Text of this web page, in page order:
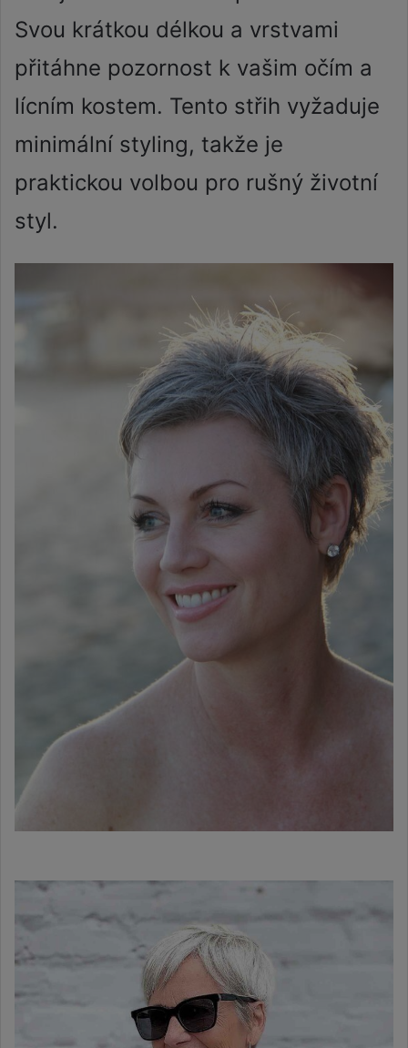
Svou krátkou délkou a vrstvami
přitáhne pozornost k vašim očím a
lícním kostem. Tento střih vyžaduje
minimální styling, takže je
praktickou volbou pro rušný životní
styl.